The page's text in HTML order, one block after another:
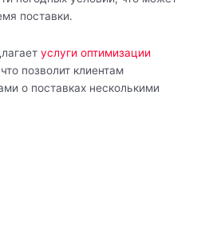
поставки.
услуги оптимизации
позволит клиентам
о поставках несколькими